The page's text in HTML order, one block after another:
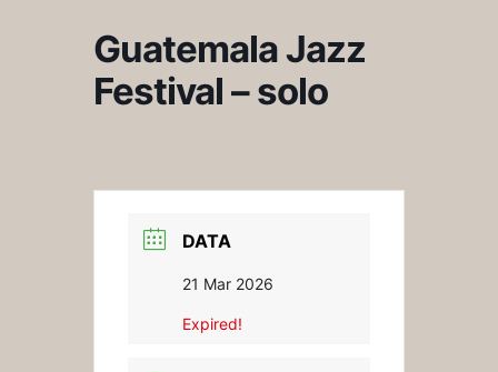
Guatemala Jazz
Festival – solo
DATA
21 Mar 2026
Expired!